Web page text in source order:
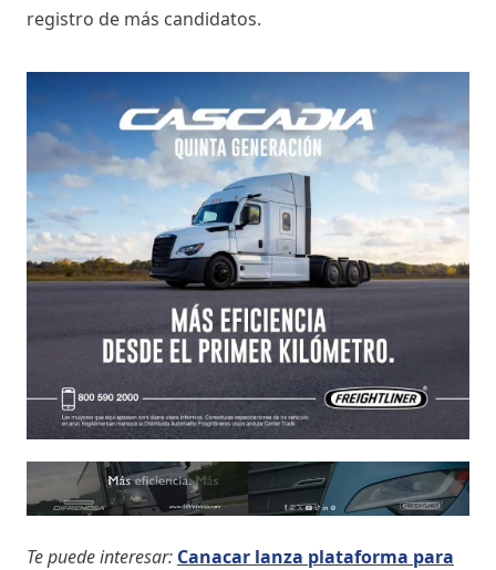
registro de más candidatos.
Te puede interesar: Canacar lanza plataforma para